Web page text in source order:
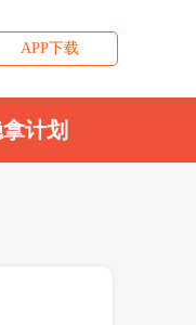
APP下载
计划